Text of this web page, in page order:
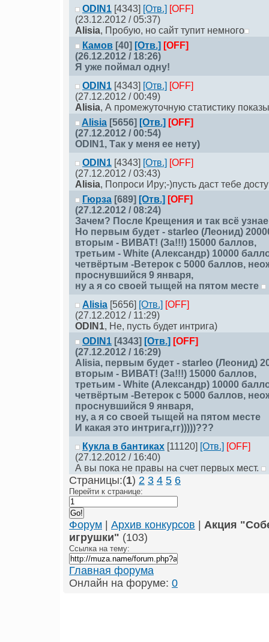
ODIN1 [4343] [Отв.] [OFF]
(23.12.2012 / 05:37)
Alisia, Пробую, но сайт тупит немного
Камов [40] [Отв.] [OFF]
(26.12.2012 / 18:26)
Я уже поймал одну!
ODIN1 [4343] [Отв.] [OFF]
(27.12.2012 / 00:49)
Alisia, А промежуточную статистику
Alisia [5656] [Отв.] [OFF]
(27.12.2012 / 00:54)
ODIN1, Так у меня ее нету)
ODIN1 [4343] [Отв.] [OFF]
(27.12.2012 / 03:43)
Alisia, Попроси Иру;-)пусть даст тебе
Гюрза [689] [Отв.] [OFF]
(27.12.2012 / 08:24)
Зачем? После Крещения и так всё
Но первым будет - starleо (Леонид)
вторым - ВИВАТ! (За!!!) 15000 баллов,
третьим - White (Александр) 10000
четвёртым -Ветерок с 5000 баллов,
проснувшийся 9 января,
ну а я со своей тыщей на пятом месте
Alisia [5656] [Отв.] [OFF]
(27.12.2012 / 11:29)
ODIN1, Не, пусть будет интрига)
ODIN1 [4343] [Отв.] [OFF]
(27.12.2012 / 16:29)
Alisia, первым будет - starleо (Леонид)
вторым - ВИВАТ! (За!!!) 15000 баллов,
третьим - White (Александр) 10000
четвёртым -Ветерок с 5000 баллов,
проснувшийся 9 января,
ну, а я со своей тыщей на пятом месте
И какая это интрига,гг)))))???
Кукла в бантиках [11120] [Отв.] [OFF]
(27.12.2012 / 16:40)
А вы пока не правы на счет первых мест.
Страницы:(1) 2 3 4 5 6
Перейти к странице:
Форум Архив конкурсов
Акция
игрушки" (103)
Ссылка на тему:
Главная форума
Онлайн на форуме: 0